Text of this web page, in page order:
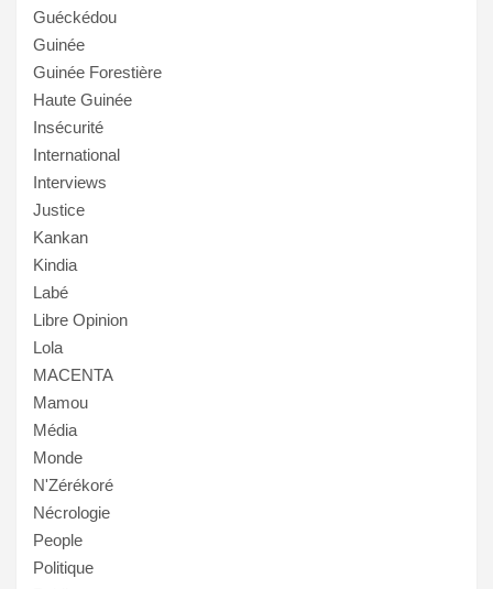
Guéckédou
Guinée
Guinée Forestière
Haute Guinée
Insécurité
International
Interviews
Justice
Kankan
Kindia
Labé
Libre Opinion
Lola
MACENTA
Mamou
Média
Monde
N'Zérékoré
Nécrologie
People
Politique